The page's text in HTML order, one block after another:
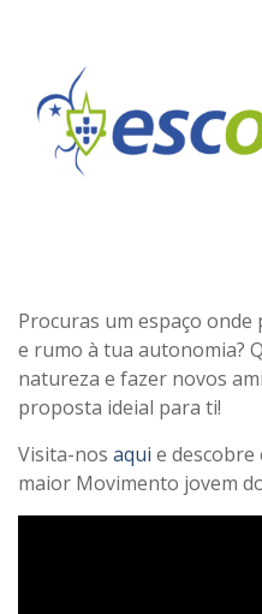
Procuras um espaço onde
e rumo à tua autonomia?
natureza e fazer novos
proposta ideial para ti!
Visita-nos aqui e
maior Movimento jovem